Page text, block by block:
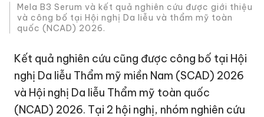
Mela B3 Serum và kết quả nghiên cứu được giới thiệu
và công bố tại Hội nghị Da liễu và thẩm mỹ toàn
quốc (NCAD) 2026.
Kết quả nghiên cứu cũng được công bố tại Hội
nghị Da liễu Thẩm mỹ miền Nam (SCAD) 2026
và Hội nghị Da liễu Thẩm mỹ toàn quốc
(NCAD) 2026. Tại 2 hội nghị, nhóm nghiên cứu